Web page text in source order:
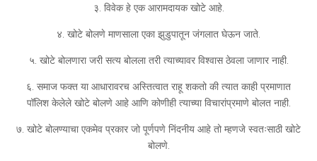
३. विवेक हे एक आरामदायक खोटे आहे.
४. खोटे बोलणे माणसाला एका झुडुपातून जंगलात घेऊन जाते.
५. खोटे बोलणारा जरी सत्य बोलला तरी त्याच्यावर विश्वास ठेवला जाणार नाही.
६. समाज फक्त या आधारावरच अस्तित्वात राहू शकतो की त्यात काही प्रमाणात
पॉलिश केलेले खोटे बोलणे आहे आणि कोणीही त्याच्या विचारांप्रमाणे बोलत नाही.
७. खोटे बोलण्याचा एकमेव प्रकार जो पूर्णपणे निंदनीय आहे तो म्हणजे स्वतःसाठी खोटे
बोलणे.